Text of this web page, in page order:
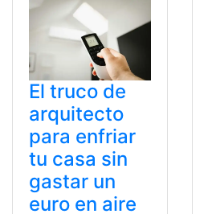
El truco de
arquitecto
para enfriar
tu casa sin
gastar un
euro en aire